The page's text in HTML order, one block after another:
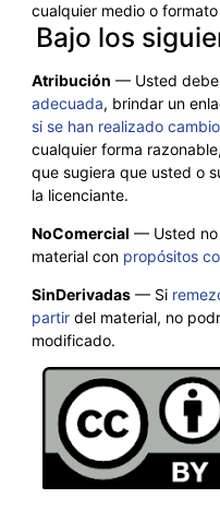
cualquier medio o formato
Bajo los
Atribución — Usted
adecuada, brindar un
si se han realizado
cualquier forma
que sugiera que usted o
la licenciante.
NoComercial — Usted no
material con propósitos
SinDerivadas — Si
partir del material, no
modificado.